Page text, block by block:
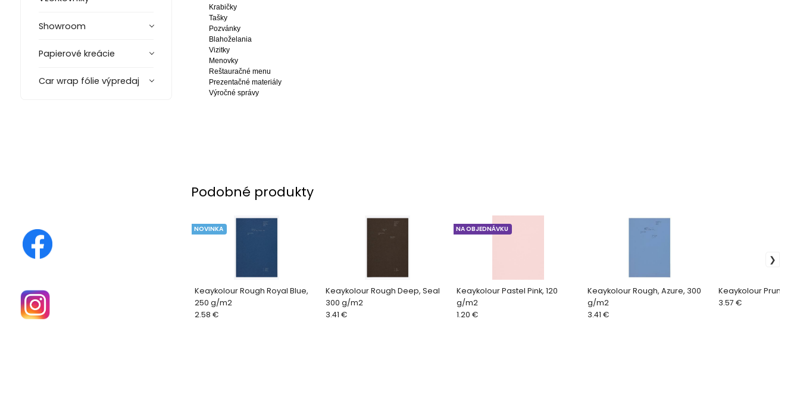
Showroom
Papierové kreácie
Car wrap fólie výpredaj
Krabičky
Tašky
Pozvánky
Blahoželania
Vizitky
Menovky
Reštauračné menu
Prezentačné materiály
Výročné správy
Podobné produkty
Keaykolour Rough Royal Blue,
250 g/m2
NOVINKA
2.58 €
Keaykolour Rough Deep, Seal
300 g/m2
3.41 €
Keaykolour Pastel Pink, 120
g/m2
NA OBJEDNÁVKU
1.20 €
Keaykolour Rough, Azure, 300
g/m2
3.41 €
3.57 €